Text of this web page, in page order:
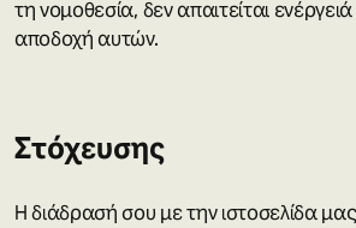
τη νομοθεσία, δεν απαιτείται
αποδοχή αυτών.
Στόχευσης
Η διάδρασή σου με την ιστοσελίδα μας